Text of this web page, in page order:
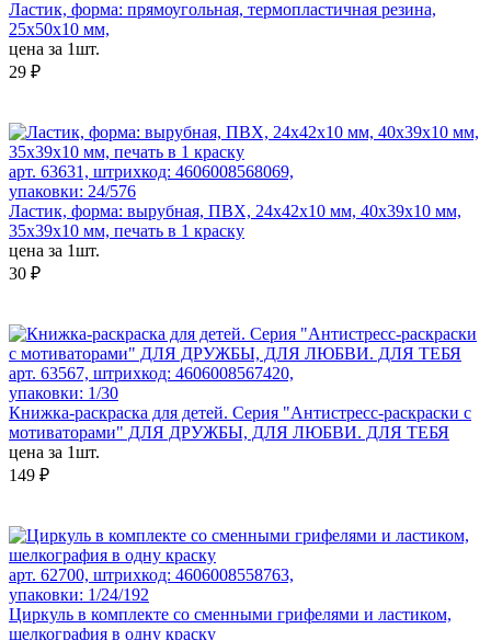
Ластик, форма: прямоугольная, термопластичная резина,
25x50x10 мм,
цена за 1шт.
29 ₽
арт. 63631, штрихкод: 4606008568069,
упаковки: 24/576
Ластик, форма: вырубная, ПВХ, 24х42х10 мм, 40х39х10 мм,
35х39х10 мм, печать в 1 краску
цена за 1шт.
30 ₽
арт. 63567, штрихкод: 4606008567420,
упаковки: 1/30
Книжка-раскраска для детей. Серия "Антистресс-раскраски с
мотиваторами" ДЛЯ ДРУЖБЫ, ДЛЯ ЛЮБВИ. ДЛЯ ТЕБЯ
цена за 1шт.
149 ₽
арт. 62700, штрихкод: 4606008558763,
упаковки: 1/24/192
Циркуль в комплекте со сменными грифелями и ластиком,
шелкография в одну краску